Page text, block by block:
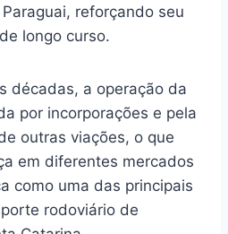
reforçando seu
longo curso.
décadas, a operação da
por incorporações e pela
outras viações, o que
em diferentes mercados
como uma das principais
rodoviário de